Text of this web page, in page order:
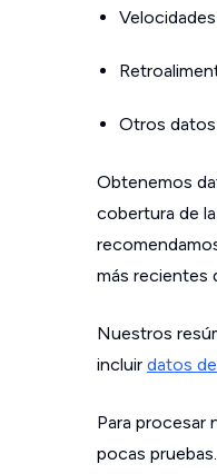
Otros
Obtenemos
cobertura de
más recientes
Nuestros
incluir datos
Para procesar
pocas